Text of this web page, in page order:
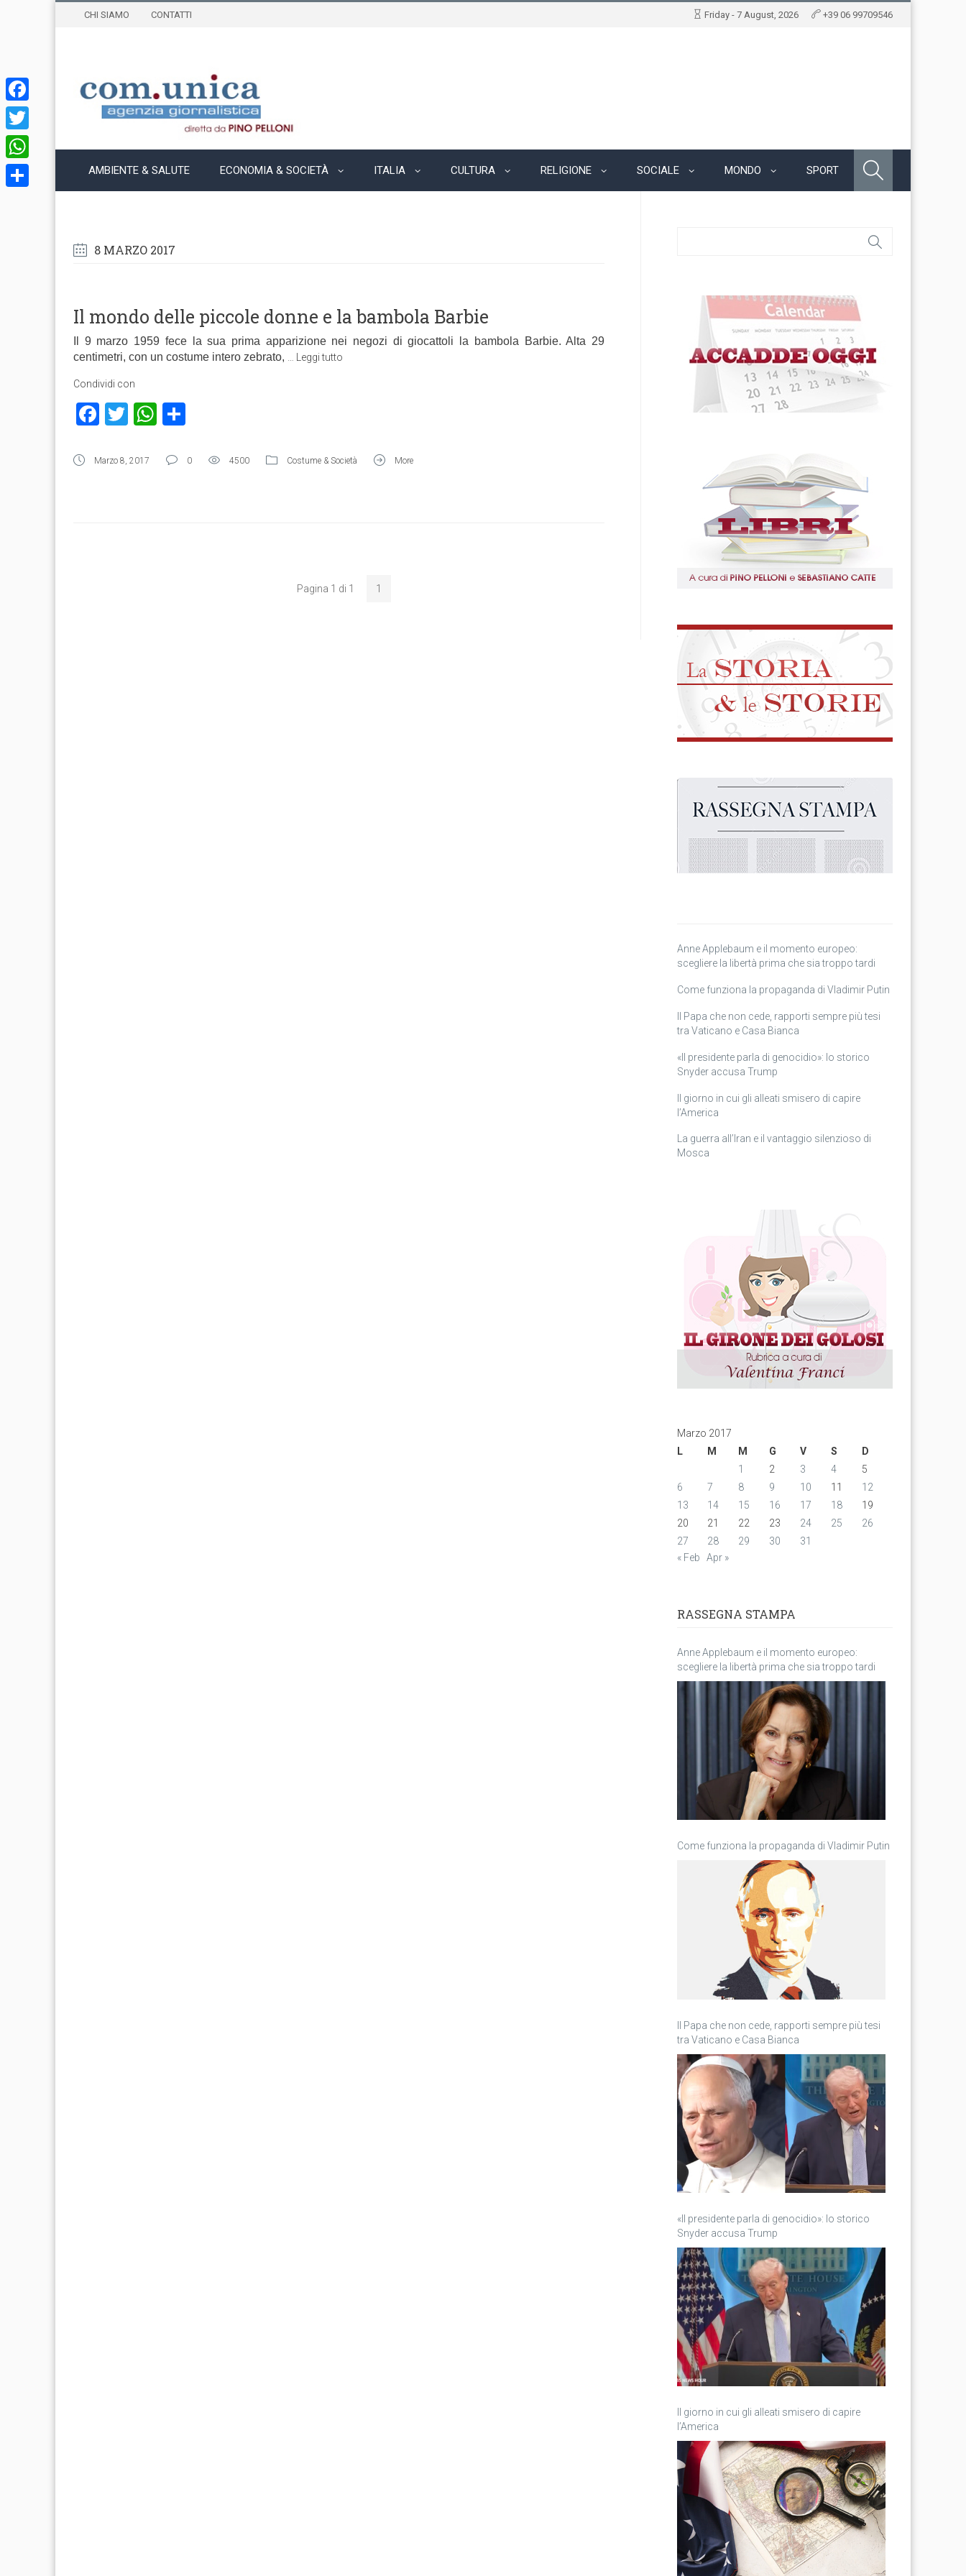
CHI SIAMO CONTATTI Friday - 7 August, 2026 +39 06 99709546
AMBIENTE & SALUTE ECONOMIA & SOCIETÀ ITALIA CULTURA RELIGIONE SOCIALE MONDO SPORT
8 MARZO 2017
Il mondo delle piccole donne e la bambola Barbie
Il 9 marzo 1959 fece la sua prima apparizione nei negozi di giocattoli la bambola Barbie. Alta 29
centimetri, con un costume intero zebrato,
Leggi tutto
Condividi con
Facebook
TwitterWhatsApp
Marzo 8, 2017 0 4500 Costume & Società More
Pagina 1 di 1 1
Anne Applebaum e il momento europeo:
scegliere la libertà prima che sia troppo tardi
Come funziona la propaganda di Vladimir Putin
Il Papa che non cede, rapporti sempre più tesi
tra Vaticano e Casa Bianca
«Il presidente parla di genocidio»: lo storico
Snyder accusa Trump
Il giorno in cui gli alleati smisero di capire
l’America
La guerra all’Iran e il vantaggio silenzioso di
Mosca
Marzo 2017
L
M M G V S
D
1
2 3 4
5
6
7 8 9 10 11
12
13
14 15 16 17 18
19
20
21 22 23 24 25
26
27
28 29 30
31
« Feb
Apr »
RASSEGNA STAMPA
Anne Applebaum e il momento europeo:
scegliere la libertà prima che sia troppo tardi
Come funziona la propaganda di Vladimir Putin
Il Papa che non cede, rapporti sempre più tesi
tra Vaticano e Casa Bianca
«Il presidente parla di genocidio»: lo storico
Snyder accusa Trump
Il giorno in cui gli alleati smisero di capire
l’America
Facebook
Twitter
WhatsApp